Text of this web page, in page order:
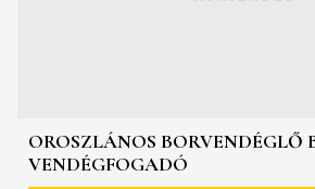
OROSZLÁNOS BORVENDÉGLŐ
VENDÉGFOGADÓ